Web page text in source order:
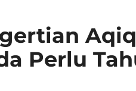
Perlu